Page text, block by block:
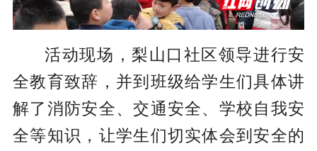
活动现场，梨山口社区领导进行安
全教育致辞，并到班级给学生们具体讲
解了消防安全、交通安全、学校自我安
全等知识，让学生们切实体会到安全的